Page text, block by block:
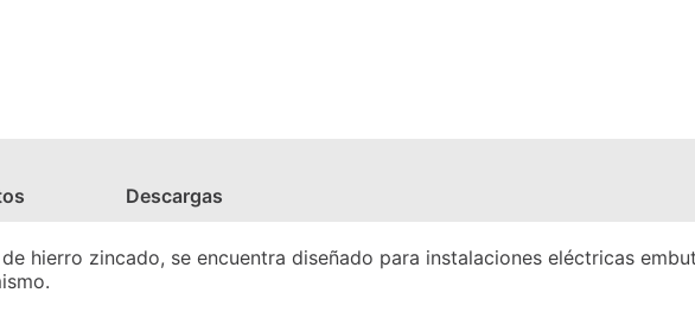
hierro zincado, se encuentra diseñado para instalaciones eléctricas
Descargas